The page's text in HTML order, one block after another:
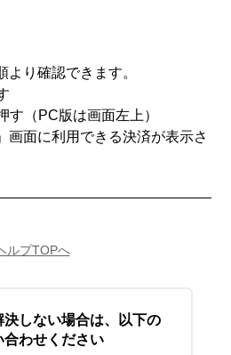
り確認できます。
す（PC版は画面左上）
面に利用できる決済が表示さ
ルプTOPへ
決しない場合は、以下の
わせください